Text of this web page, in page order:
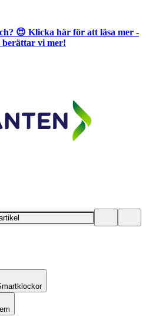
😍 Klicka här för att läsa mer -
berättar vi mer!